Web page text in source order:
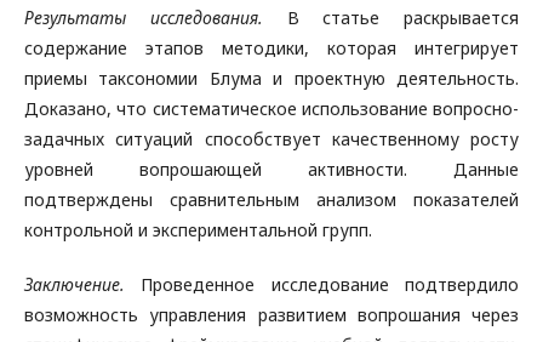
Результаты исследования. В статье раскрывается
содержание этапов методики, которая интегрирует
приемы таксономии Блума и проектную деятельность.
Доказано, что систематическое использование вопросно-
задачных ситуаций способствует качественному росту
уровней вопрошающей активности. Данные
подтверждены сравнительным анализом показателей
контрольной и экспериментальной групп.
Заключение.
Проведенное исследование подтвердило
возможность управления развитием вопрошания через